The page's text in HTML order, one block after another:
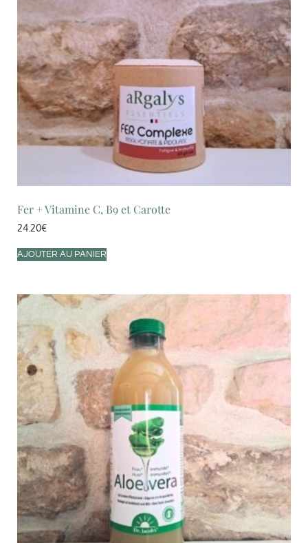
Fer + Vitamine C, B9 et Carotte
24.20€
AJOUTER AU PANIER